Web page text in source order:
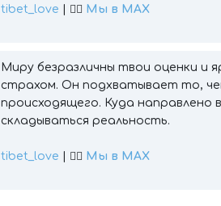
tibet_love | 👉🏻 Мы в MAX
Миру безразличны твои оценки и
страхом. Он подхватывает то,
происходящего. Куда направлено
складываться реальность.
tibet_love | 👉🏻 Мы в MAX